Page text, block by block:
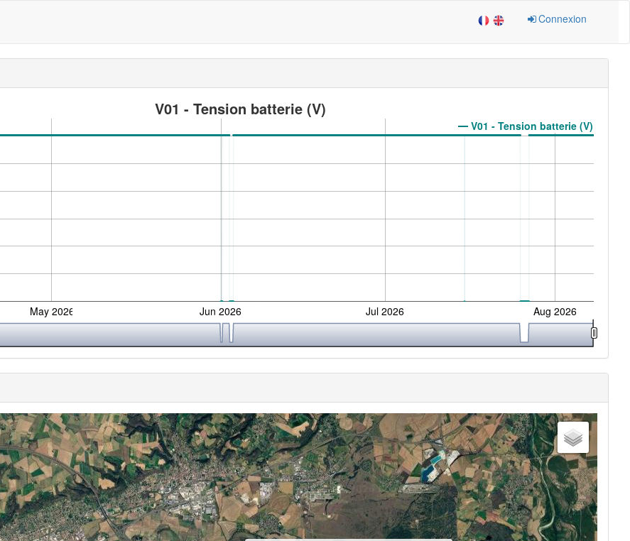
Connexion
V01 - Tension batterie (V)
V01 - Tension batterie (V)
May 2026 Jun 2026 Jul 2026 Aug 2026